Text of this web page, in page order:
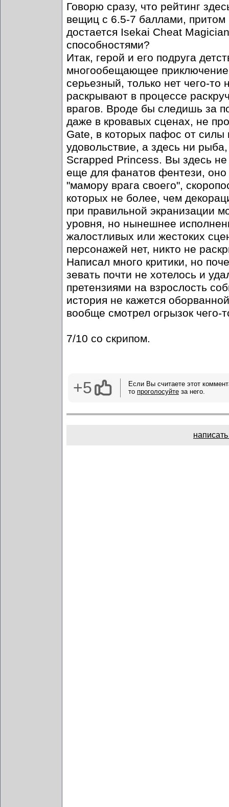
Говорю сразу, что рейтинг
вещиц с 6.5-7 баллами,
достается Isekai Cheat
способностями?
Итак, герой и его подруга
многообещающее
серьезный, только нет чего-то
раскрывают в процессе
врагов. Вроде бы следишь за
даже в кровавых сценах, не
Gate, в которых пафос от силы
удовольствие, а здесь ни
Scrapped Princess. Вы здесь
еще для фанатов фентези, оно
"мамору врага своего",
которых не более, чем
при правильной экранизации
уровня, но нынешнее
жалостливых или жестоких
персонажей нет, никто не
Написал много критики, но
зевать почти не хотелось и
претензиями на взрослость
история не кажется
вообще смотрел огрызок чего-
7/10 со скрипом.
+5
Если Вы считаете этот
то проголосуйте за него.